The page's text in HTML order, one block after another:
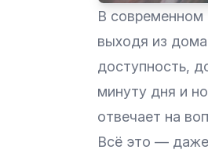
В современном
выходя из
доступность,
минуту дня и
отвечает на
Всё это — даже